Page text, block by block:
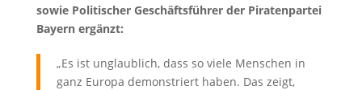
sowie Politischer Geschäftsführer der Piratenpartei
Bayern ergänzt:
„Es ist unglaublich, dass so viele Menschen in
ganz Europa demonstriert haben. Das zeigt,